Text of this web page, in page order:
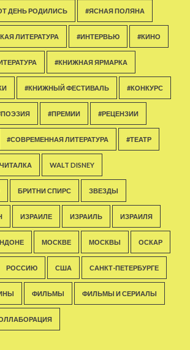
ДЕНЬ РОДИЛИСЬ #ЯСНАЯ ПОЛЯНА
ЛИТЕРАТУРА #ИНТЕРВЬЮ #КИНО
#КНИЖНАЯ ЯРМАРКА
#КНИЖНЫЙ ФЕСТИВАЛЬ #КОНКУРС
#ПРЕМИИ #РЕЦЕНЗИИ
#СОВРЕМЕННАЯ ЛИТЕРАТУРА #ТЕАТР
WALT DISNEY
БРИТНИ СПИРС ЗВЕЗДЫ
ИЗРАИЛЕ ИЗРАИЛЬ ИЗРАИЛЯ
МОСКВЕ МОСКВЫ ОСКАР
РОССИЮ США САНКТ-ПЕТЕРБУРГЕ
ФИЛЬМЫ ФИЛЬМЫ И СЕРИАЛЫ